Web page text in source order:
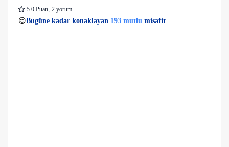
5.0 Puan, 2 yorum
👀Son 1 saatte36 kişigörüntüledi
33 kişi